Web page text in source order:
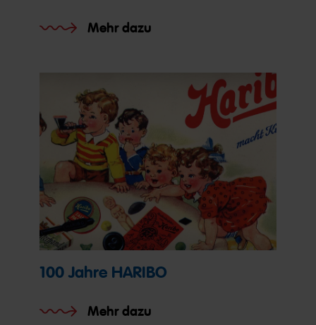
Mehr dazu
100 Jahre HARIBO
Mehr dazu